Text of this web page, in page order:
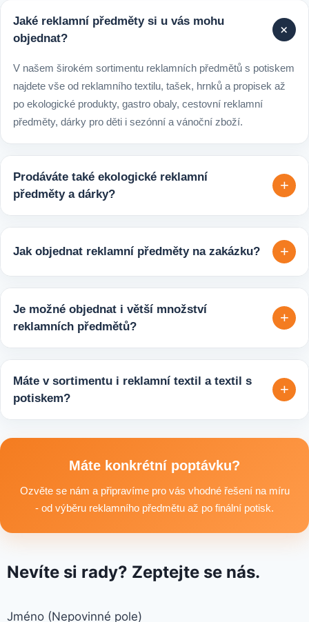
Jaké reklamní předměty si u vás mohu
objednat?
+
V našem širokém sortimentu reklamních předmětů s potiskem
najdete vše od reklamního textilu, tašek, hrnků a propisek až
po ekologické produkty, gastro obaly, cestovní reklamní
předměty, dárky pro děti i sezónní a vánoční zboží.
Prodáváte také ekologické reklamní
předměty a dárky?
+
reklamních předmětů. K dispozici jsou i ekologicky udržitelné
varianty, které jsou vhodné pro firmy, jež chtějí spojit svojí
propagaci s odpovědným přístupem k životnímu prostředí.
Jak objednat reklamní předměty na zakázku? +
počtem kusů a představou o potisku. Následně si s vámi
upřesníme doplňující detaily, doporučíme vhodné varianty
Je možné objednat i větší množství
reklamních předmětů?
+
tisíců kusů pro firmy, eventy, gastro provozy nebo dlouhodobé
reklamní kampaně. Připravíme ideální řešení podle rozpočtu,
Máte v sortimentu i reklamní textil a textil s
potiskem?
+
textilní produkty vhodné pro branding, promo akce i firemní
Máte konkrétní poptávku?
Ozvěte se nám a připravíme pro vás vhodné řešení na míru
- od výběru reklamního předmětu až po finální potisk.
Nevíte si rady? Zeptejte se nás.
Jméno (Nepovinné pole)